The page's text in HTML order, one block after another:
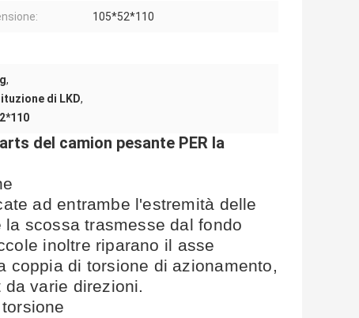
105*52*110
,
di LKD,
del camion pesante PER la
ad entrambe l'estremità delle
scossa trasmesse dal fondo
inoltre riparano il asse
coppia di torsione di azionamento,
varie direzioni.